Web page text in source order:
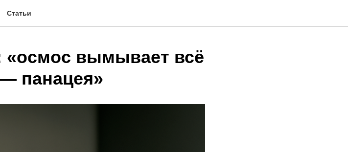
Статьи
вымывает всё
панацея»